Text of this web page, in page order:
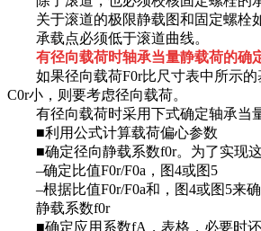
关于滚道的极限静载图和固定螺栓如
承载点必须低于滚道曲线。
有径向载荷时轴承当量静载荷的确
如果径向载荷F0r比尺寸表中所示的
C0r小，则要考虑径向载荷。
有径向载荷时采用下式确定轴承当量
■利用公式计算载荷偏心参数
■确定径向静载系数f0r。为了实现这
–确定比值F0r/F0a，图4或图5
–根据比值F0r/F0a和，图4或图5来确
静载系数f0r
■确定应用系数fA，表格，必要时还